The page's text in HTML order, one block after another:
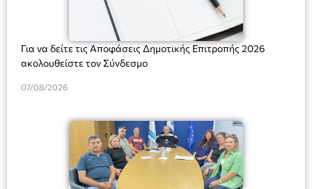
Για να δείτε τις Αποφάσεις Δημοτικής Επιτροπής 2026
ακολουθείστε τον Σύνδεσμο
07/08/2026